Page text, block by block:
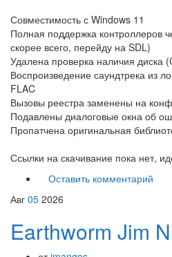
Совместимость с Windows 11
Полная поддержка контроллеров
скорее всего, перейду на SDL)
Удалена проверка наличия диска
Воспроизведение саундтрека из
FLAC
Вызовы реестра заменены на
Подавлены диалоговые окна об
Пропатчена оригинальная
Ссылки на скачивание пока нет,
Оставить комментарий
Авг 05 2026
Earthworm Jim